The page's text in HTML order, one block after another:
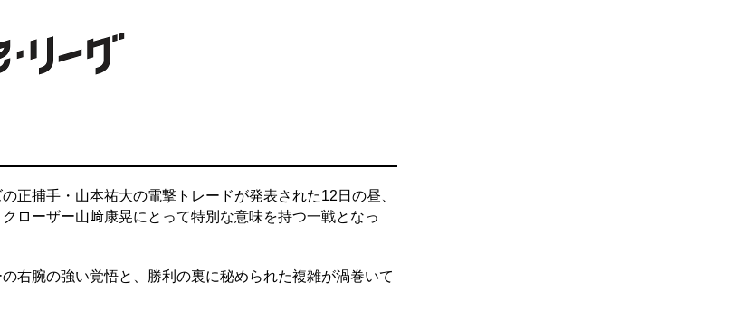
正捕手・山本祐大の電撃トレードが発表された12日の昼、
ローザー山﨑康晃にとって特別な意味を持つ一戦となっ
右腕の強い覚悟と、勝利の裏に秘められた複雑が渦巻いて